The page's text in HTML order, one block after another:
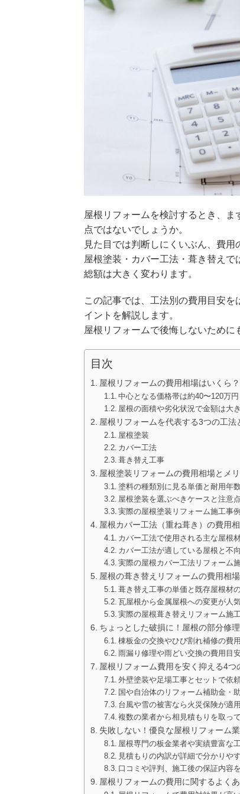
屋根リフォームを検討するとき、
点ではないでしょうか。
見た目では判断しにくいぶん、費用
屋根塗装・カバー工法・葺き替え
総額は大きく変わります。
この記事では、工法別の費用目安
イントを解説します。
屋根リフォームで後悔しないために
目次
屋根リフォームの費用相場はいくら
中心となる価格帯は約40〜120万円
屋根の面積や劣化状況で金額は大
屋根リフォームを代表する3つの工法
屋根塗装
カバー工法
葺き替え工事
屋根塗装リフォームの費用相場とメ
塗料の種類別に見る単価と耐用年
屋根塗装を選ぶべきケースと注意点
実際の屋根塗装リフォーム施工事
屋根カバー工法（重ね葺き）の費用
カバー工法で使用される主な屋根
カバー工法が適している屋根と不
実際の屋根カバー工法リフォーム
屋根の葺き替えリフォームの費用相
葺き替え工事の単価と既存屋根材
瓦屋根から金属屋根への変更が人
実際の屋根葺き替えリフォーム施
ちょっとした破損に！屋根の部分修
棟板金の交換やひび割れ補修の費
雨漏り修理や雨どい交換の費用目
屋根リフォーム費用を安く抑える4つ
外壁塗装や足場工事とセットで依
国や自治体のリフォーム補助金・
台風や雪の被害なら火災保険が適
複数の業者から相見積もりを取っ
失敗しない！優良な屋根リフォーム
屋根専門の板金業者や実績豊富な
見積もりの内訳が詳細で分かりや
口コミや評判、施工後の保証内容
屋根リフォームの費用に関するよく